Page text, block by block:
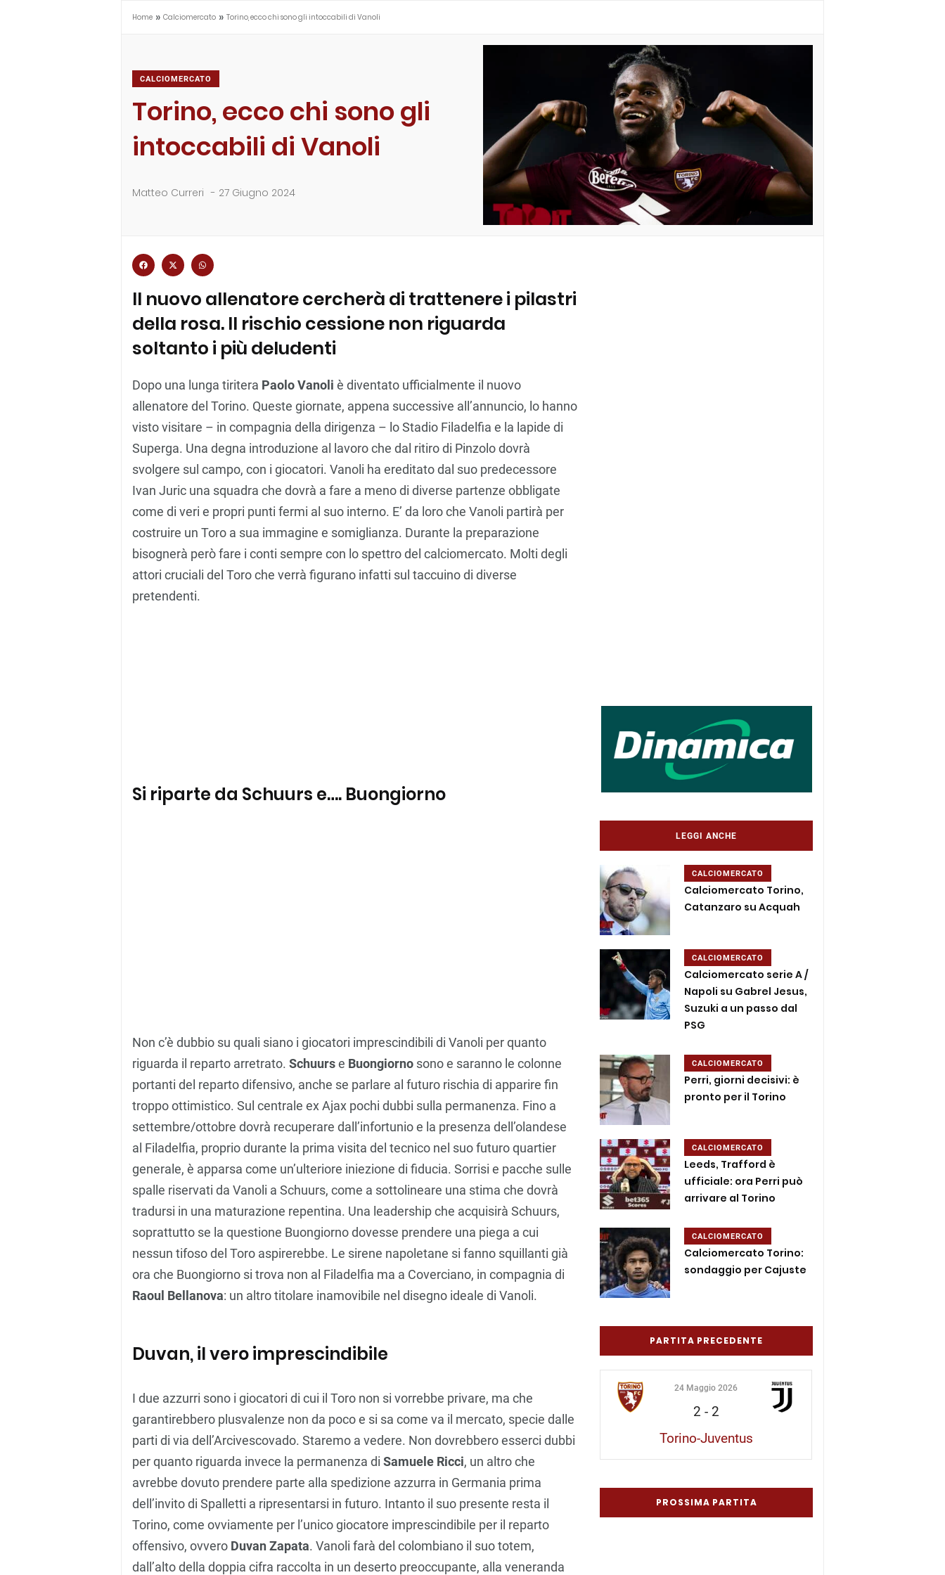
Home » Calciomercato » Torino, ecco chi sono gli intoccabili di Vanoli
CALCIOMERCATO
Torino, ecco chi sono gli
intoccabili di Vanoli
Matteo Curreri - 27 Giugno 2024
Il nuovo allenatore cercherà di trattenere i pilastri
della rosa. Il rischio cessione non riguarda
soltanto i più deludenti
Dopo una lunga tiritera Paolo Vanoli è diventato ufficialmente il nuovo
allenatore del Torino. Queste giornate, appena successive all’annuncio, lo hanno
visto visitare – in compagnia della dirigenza – lo Stadio Filadelfia e la lapide di
Superga. Una degna introduzione al lavoro che dal ritiro di Pinzolo dovrà
svolgere sul campo, con i giocatori. Vanoli ha ereditato dal suo predecessore
Ivan Juric una squadra che dovrà a fare a meno di diverse partenze obbligate
come di veri e propri punti fermi al suo interno. E’ da loro che Vanoli partirà per
costruire un Toro a sua immagine e somiglianza. Durante la preparazione
bisognerà però fare i conti sempre con lo spettro del calciomercato. Molti degli
attori cruciali del Toro che verrà figurano infatti sul taccuino di diverse
pretendenti.
Si riparte da Schuurs e…. Buongiorno
Non c’è dubbio su quali siano i giocatori imprescindibili di Vanoli per quanto
riguarda il reparto arretrato. Schuurse Buongiorno sono e saranno le colonne
portanti del reparto difensivo, anche se parlare al futuro rischia di apparire fin
troppo ottimistico. Sul centrale ex Ajax pochi dubbi sulla permanenza. Fino a
settembre/ottobre dovrà recuperare dall’infortunio e la presenza dell’olandese
al Filadelfia, proprio durante la prima visita del tecnico nel suo futuro quartier
generale, è apparsa come un’ulteriore iniezione di fiducia. Sorrisi e pacche sulle
spalle riservati da Vanoli a Schuurs, come a sottolineare una stima che dovrà
tradursi in una maturazione repentina. Una leadership che acquisirà Schuurs,
soprattutto se la questione Buongiorno dovesse prendere una piega a cui
nessun tifoso del Toro aspirerebbe. Le sirene napoletane si fanno squillanti già
ora che Buongiorno si trova non al Filadelfia ma a Coverciano, in compagnia di
Raoul Bellanova: un altro titolare inamovibile nel disegno ideale di Vanoli.
Duvan, il vero imprescindibile
I due azzurri sono i giocatori di cui il Toro non si vorrebbe privare, ma che
garantirebbero plusvalenze non da poco e si sa come va il mercato, specie dalle
parti di via dell’Arcivescovado. Staremo a vedere. Non dovrebbero esserci dubbi
per quanto riguarda invece la permanenza di Samuele Ricci, un altro che
avrebbe dovuto prendere parte alla spedizione azzurra in Germania prima
dell’invito di Spalletti a ripresentarsi in futuro. Intanto il suo presente resta il
Torino, come ovviamente per l’unico giocatore imprescindibile per il reparto
offensivo, ovvero Duvan Zapata. Vanoli farà del colombiano il suo totem,
dall’alto della doppia cifra raccolta in un deserto preoccupante, alla veneranda
LEGGI ANCHE
CALCIOMERCATO
Calciomercato Torino,
Catanzaro su Acquah
CALCIOMERCATO
Calciomercato serie A /
Napoli su Gabrel Jesus,
Suzuki a un passo dal
PSG
CALCIOMERCATO
Perri, giorni decisivi: è
pronto per il Torino
CALCIOMERCATO
Leeds, Trafford è
ufficiale: ora Perri può
arrivare al Torino
CALCIOMERCATO
Calciomercato Torino:
sondaggio per Cajuste
PARTITA PRECEDENTE
24 Maggio 2026
2 - 2
Torino-Juventus
PROSSIMA PARTITA